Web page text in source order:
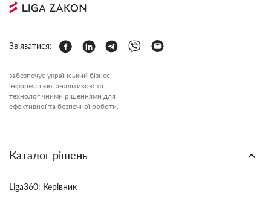
Зв'язатися:
забезпечує український бізнес
інформацією, аналітикою та
технологічними рішеннями для
ефективної та безпечної роботи.
Каталог рішень
Liga360: Керівник